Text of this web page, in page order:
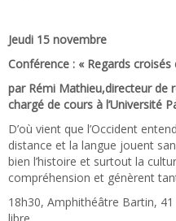
Jeudi 15 novembre
Conférence : « Regards croisés
par Rémi Mathieu,directeur de
chargé de cours à l’Université
D’où vient que l’Occident
distance et la langue jouent
bien l’histoire et surtout la
compréhension et génèrent
18h30, Amphithéâtre Bartin,